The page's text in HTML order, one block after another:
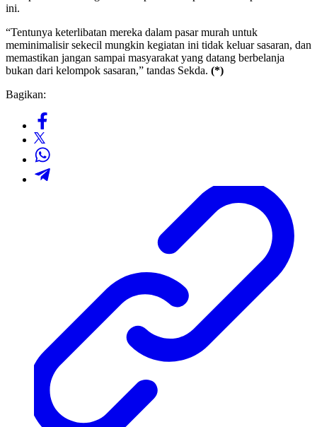
ini.
“Tentunya keterlibatan mereka dalam pasar murah untuk
meminimalisir sekecil mungkin kegiatan ini tidak keluar sasaran, dan
memastikan jangan sampai masyarakat yang datang berbelanja
bukan dari kelompok sasaran,” tandas Sekda. (*)
Bagikan: